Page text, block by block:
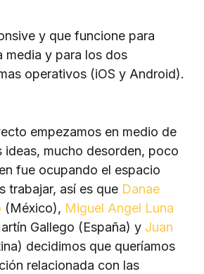
y que funcione para
media y para los dos
operativos (iOS y Android).
empezamos en medio de
ideas, mucho desorden, poco
fue ocupando el espacio
trabajar, así es que Danae
(México), Miguel Angel Luna
Gallego (España) y Juan
decidimos que queríamos
relacionada con las